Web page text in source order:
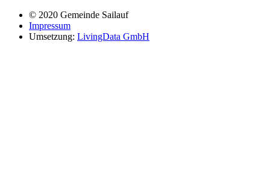
© 2020 Gemeinde Sailauf
Impressum
Umsetzung: LivingData GmbH